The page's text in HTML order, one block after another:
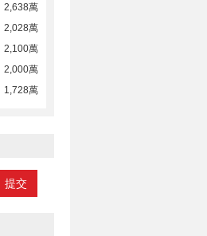
2,638萬
2,028萬
2,100萬
2,000萬
1,728萬
提交